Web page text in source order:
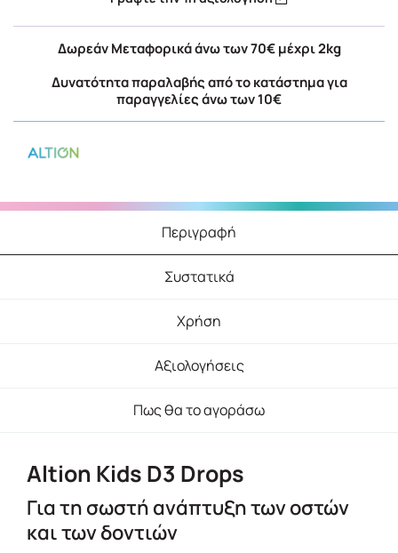
Δωρεάν Μεταφορικά άνω των 70€ μέχρι 2kg
Δυνατότητα παραλαβής από το κατάστημα για
παραγγελίες άνω των 10€
Περιγραφή
Συστατικά
Χρήση
Αξιολογήσεις
Πως θα το αγοράσω
Altion Kids D3 Drops
Για τη σωστή ανάπτυξη των οστών
και των δοντιών